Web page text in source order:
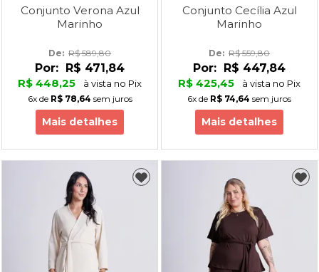
Conjunto Verona Azul
Marinho
De: R$ 589,80
Por: R$ 471,84
R$ 448,25
à vista no Pix
6xde R$ 78,64 sem juros
Mais detalhes
Conjunto Cecília Azul
Marinho
De: R$ 559,80
Por: R$ 447,84
R$ 425,45
à vista no Pix
6x de R$ 74,64 sem juros
Mais detalhes